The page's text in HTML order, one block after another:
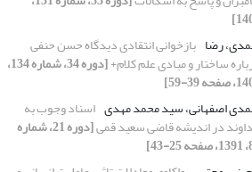
رضا بازخوانی انتقادی دیدگاه حسن حنفی
ساختار و مبادی علم کلام+ [دوره 34، شماره 134،
39-59]
اصفهانی، سید محمد مهدی اسناد وجوب به
در اندیشه قاضی سعید قمی [دوره 21، شماره
43]